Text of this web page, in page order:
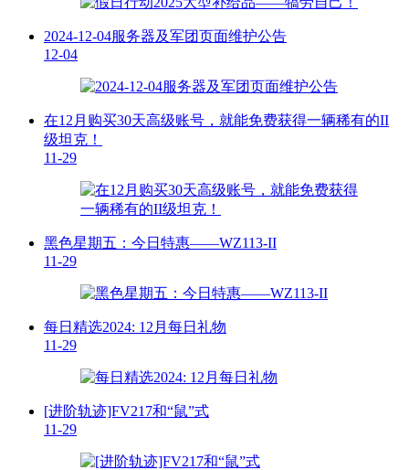
2024-12-04服务器及军团页面维护公告
12-04
在12月购买30天高级账号，就能免费获得一辆稀有的II
级坦克！
11-29
黑色星期五：今日特惠——WZ113-II
11-29
每日精选2024: 12月每日礼物
11-29
[进阶轨迹]FV217和“鼠”式
11-29